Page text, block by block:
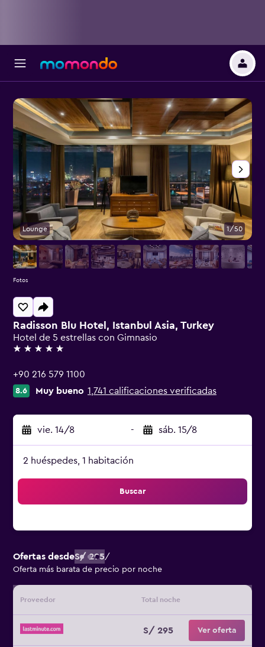
Radisson Blu Hotel, Istanbul Asia, Turkey
Hotel de 5 estrellas con Gimnasio
5 estrellas
+90 216 579 1100
8.6 Muy bueno 1,741 calificaciones verificadas
vie. 14/8 - sáb. 15/8
2 huéspedes, 1 habitación
Buscar
Ofertas desdeS/ 295/
Oferta más barata de precio por noche
Proveedor Total noche
S/ 295 Ver oferta
Lounge 1/50
Fotos